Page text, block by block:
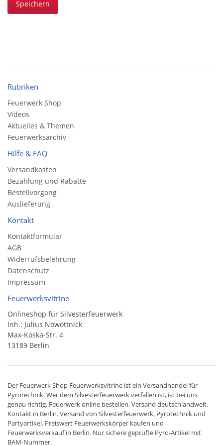
Speichern
Rubriken
Feuerwerk Shop
Videos
Aktuelles & Themen
Feuerwerksarchiv
Hilfe & FAQ
Versandkosten
Bezahlung und Rabatte
Bestellvorgang
Auslieferung
Kontakt
Kontaktformular
AGB
Widerrufsbelehrung
Datenschutz
Impressum
Feuerwerksvitrine
Onlineshop für Silvesterfeuerwerk
Inh.: Julius Nowottnick
Max-Koska-Str. 4
13189 Berlin
Der Feuerwerk Shop Feuerwerksvitrine ist ein Versandhandelfür
Pyrotechnik. Wer dem Silvesterfeuerwerk verfallen ist, ist bei uns
genau richtig. Feuerwerk online bestellen,Versand deutschlandweit,
Kontakt in Berlin. Versand von Silvesterfeuerwerk, Pyrotechnik und
Partyartikel. Preiswert Feuerwerkskörper kaufen und
Feuerwerksverkauf in Berlin. Nur sichere geprüfte Pyro-Artikel mit
BAM-Nummer.